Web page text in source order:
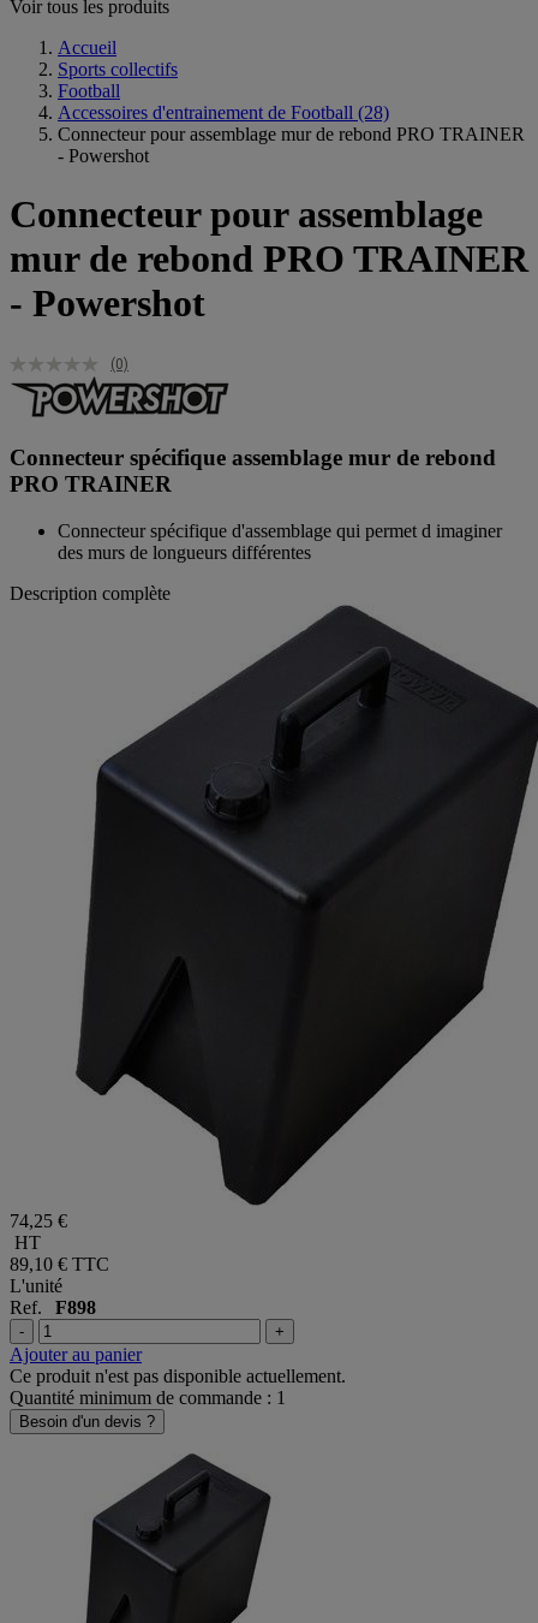
Voir tous les produits
Accueil
Sports collectifs
Football
Accessoires d'entrainement de Football (28)
Connecteur pour assemblage mur de rebond PRO TRAINER
- Powershot
Connecteur pour assemblage
mur de rebond PRO TRAINER
- Powershot
(0)
Connecteur spécifique assemblage mur de rebond
PRO TRAINER
Connecteur spécifique d'assemblage qui permet d imaginer
des murs de longueurs différentes
Description complète
74,25 €
HT
89,10 € TTC
L'unité
Ref. F898
- +
Ajouter au panier
Ce produit n'est pas disponible actuellement.
Quantité minimum de commande : 1
Besoin d'un devis ?